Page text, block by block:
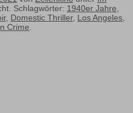
Schlagwörter: 1940er Jahre,
, Domestic Thriller, Los Angeles,
Crime.